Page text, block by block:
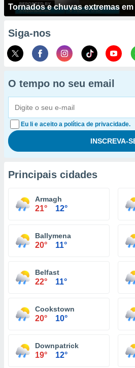
Tornados e chuvas extremas
Siga-nos
O tempo no seu email
Eu li e aceito a política de privacidade.
Principais cidades
Armagh
21° 12°
Ballymena
20° 11°
Belfast
22° 11°
Cookstown
20° 10°
Downpatrick
19° 12°